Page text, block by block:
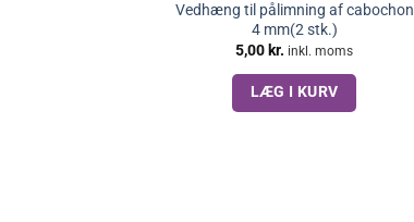
Vedhæng til pålimning af cabochon
4 mm(2 stk.)
5,00kr. inkl. moms
LÆG I KURV